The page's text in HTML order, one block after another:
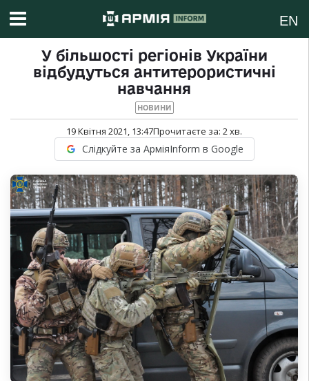
EN
У більшості регіонів України
відбудуться антитерористичні
навчання
НОВИНИ
19 Квітня 2021, 13:47Прочитаєте за: 2хв.
Слідкуйте за АрміяInform в Google